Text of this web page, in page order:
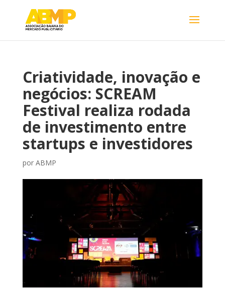
Criatividade, inovação e
negócios: SCREAM
Festival realiza rodada
de investimento entre
startups e investidores
por ABMP